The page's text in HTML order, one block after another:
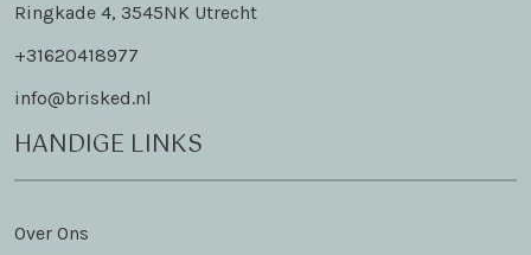
Ringkade 4, 3545NK Utrecht
+31620418977
info@brisked.nl
HANDIGE LINKS
Over Ons